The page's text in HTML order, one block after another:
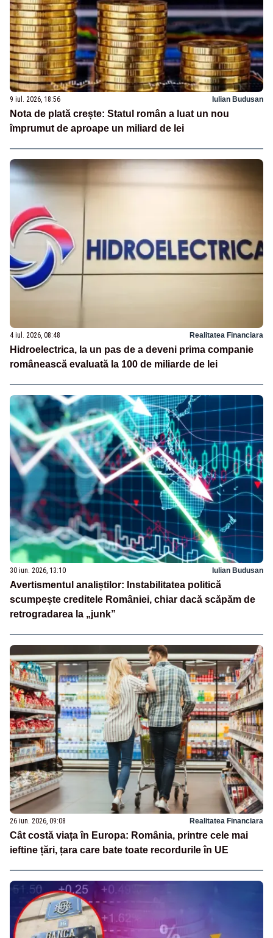
9 iul. 2026, 18:56 Iulian Budusan
Nota de plată crește: Statul român a luat un nou
împrumut de aproape un miliard de lei
4 iul. 2026, 08:48 Realitatea Financiara
Hidroelectrica, la un pas de a deveni prima companie
românească evaluată la 100 de miliarde de lei
30 iun. 2026, 13:10 Iulian Budusan
Avertismentul analiștilor: Instabilitatea politică
scumpește creditele României, chiar dacă scăpăm de
retrogradarea la „junk”
26 iun. 2026, 09:08 Realitatea Financiara
Cât costă viața în Europa: România, printre cele mai
ieftine țări, țara care bate toate recordurile în UE